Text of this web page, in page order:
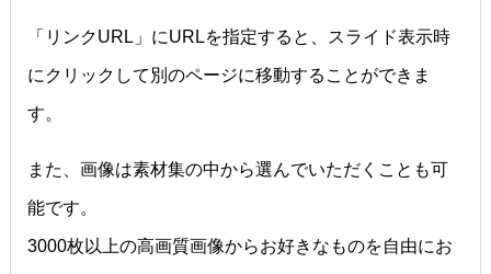
「リンクURL」にURLを指定すると、スライド表示時
にクリックして別のページに移動することができま
す。
また、画像は素材集の中から選んでいただくことも可
能です。
3000枚以上の高画質画像からお好きなものを自由にお